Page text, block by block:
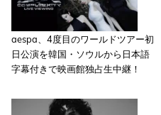
aespa、4度目のワールドツアー初
日公演を韓国・ソウルから日本語
字幕付きで映画館独占生中継！